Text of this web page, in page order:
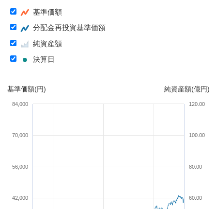
基準価額
分配金再投資基準価額
純資産額
決算日
基準価額(円) 純資産額(億円)
42,000
56,000
70,000
84,000
100.00
60.00
80.00
120.00